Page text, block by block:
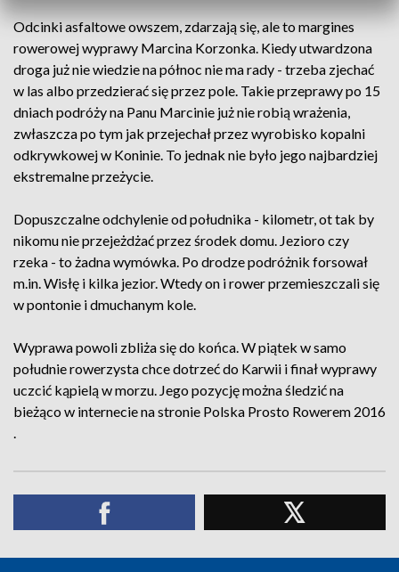
Odcinki asfaltowe owszem, zdarzają się, ale to margines
rowerowej wyprawy Marcina Korzonka. Kiedy utwardzona
droga już nie wiedzie na północ nie ma rady - trzeba zjechać
w las albo przedzierać się przez pole. Takie przeprawy po 15
dniach podróży na Panu Marcinie już nie robią wrażenia,
zwłaszcza po tym jak przejechał przez wyrobisko kopalni
odkrywkowej w Koninie. To jednak nie było jego najbardziej
ekstremalne przeżycie.
Dopuszczalne odchylenie od południka - kilometr, ot tak by
nikomu nie przejeżdżać przez środek domu. Jezioro czy
rzeka - to żadna wymówka. Po drodze podróżnik forsował
m.in. Wisłę i kilka jezior. Wtedy on i rower przemieszczali się
w pontonie i dmuchanym kole.
Wyprawa powoli zbliża się do końca. W piątek w samo
południe rowerzysta chce dotrzeć do Karwii i finał wyprawy
uczcić kąpielą w morzu. Jego pozycję można śledzić na
bieżąco w internecie na stronie Polska Prosto Rowerem 2016
.